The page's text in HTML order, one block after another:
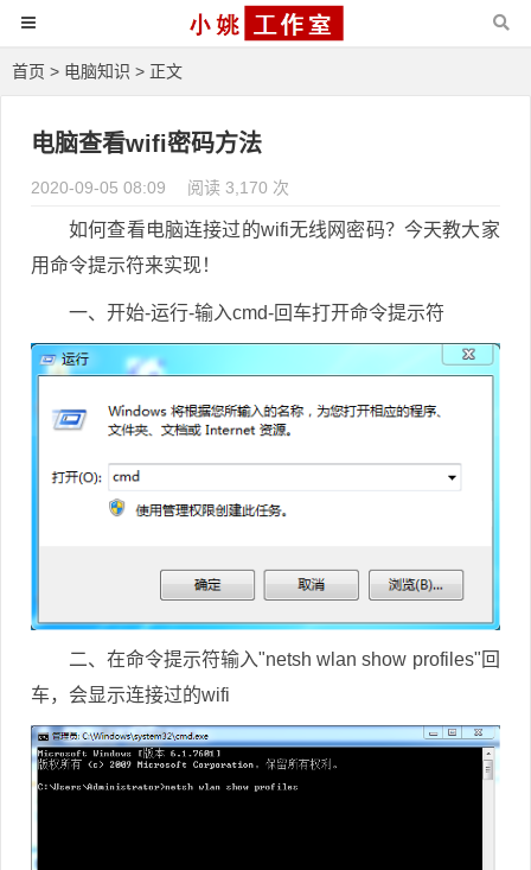
首页 > 电脑知识 > 正文
电脑查看wifi密码方法
2020-09-05 08:09 阅读 3,170 次
如何查看电脑连接过的wifi无线网密码？今天教大家
用命令提示符来实现！
一、开始-运行-输入cmd-回车打开命令提示符
二、在命令提示符输入"netsh wlan show profiles"回
车，会显示连接过的wifi